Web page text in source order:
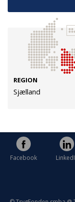
REGION
Sjælland
Følg os
TryghedsGruppen
Facebook
Facebook